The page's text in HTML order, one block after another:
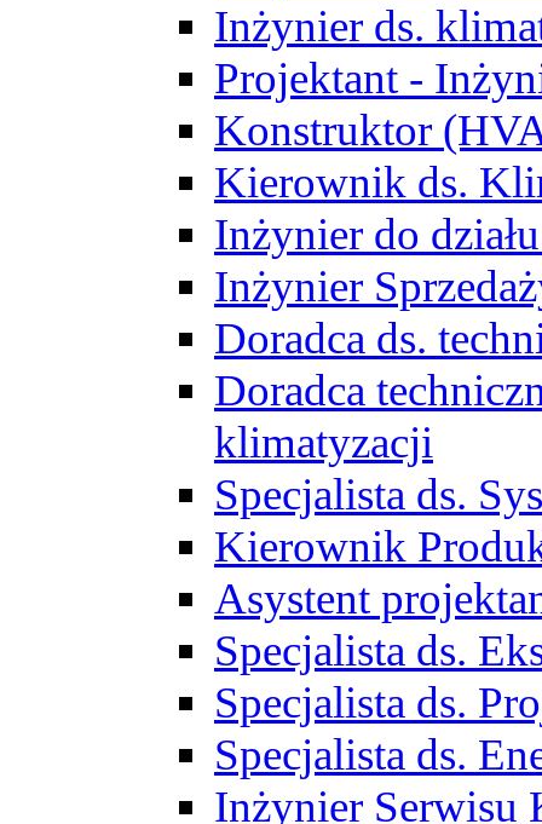
Inżynier ds.
Projektant -
Konstruktor
Kierownik ds.
Inżynier do
Inżynier
Doradca ds.
Doradca
klimatyzacji
Specjalista ds.
Kierownik
Asystent
Specjalista ds.
Specjalista ds.
Specjalista ds.
Inżynier Serwisu